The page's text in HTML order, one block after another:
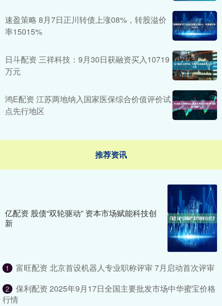
速盈策略 8月7日正川转债上涨08%，转股溢价
率15015%
日斗配资 三祥科技：9月30日获融资买入10719
万元
鸿E配资 江苏两地纳入国家医保综合价值评价试
点先行地区
推荐资讯
亿配资 股债“双轮驱动” 资本市场赋能科技创
新
1 富旺配资 北京首设机器人专业职称评审 7月启动首次评审
2
保利配资 2025年9月17日全国主要批发市场中华蜜宝价格
行情